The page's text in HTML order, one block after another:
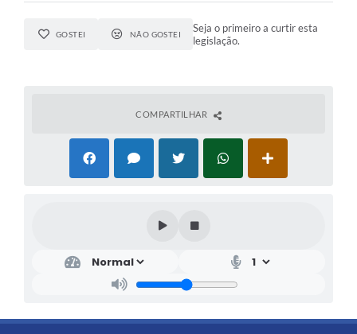
GOSTEI NÃO GOSTEI
Seja o primeiro a curtir esta
legislação.
COMPARTILHAR